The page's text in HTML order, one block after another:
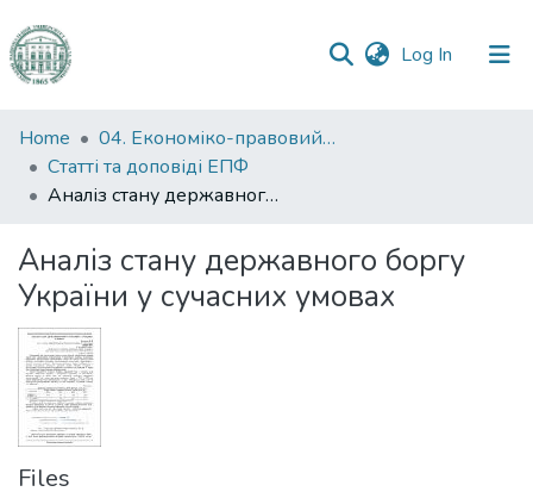
Log In (current)
Communities
&
Collections
Statistics
Home
04. Економіко-правовий факультет
Статті та доповіді ЕПФ
Аналіз стану державного боргу України у сучасних умовах
Аналіз стану державного боргу
України у сучасних умовах
Files